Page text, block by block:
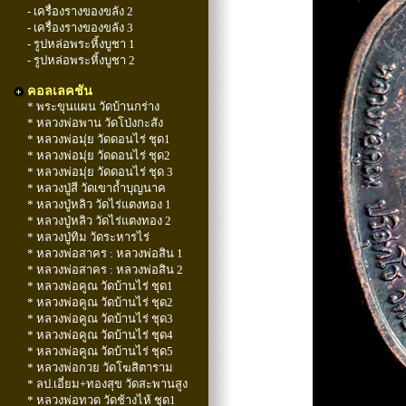
- เครื่องรางของขลัง 2
- เครื่องรางของขลัง 3
- รูปหล่อพระหิ้งบูชา 1
- รูปหล่อพระหิ้งบูชา 2
คอลเลคชัน
* พระขุนแผน วัดบ้านกร่าง
* หลวงพ่อพาน วัดโป่งกะสัง
* หลวงพ่อมุ่ย วัดดอนไร่ ชุด1
* หลวงพ่อมุ่ย วัดดอนไร่ ชุด2
* หลวงพ่อมุ่ย วัดดอนไร่ ชุด 3
* หลวงปู่สี วัดเขาถ้ำบุญนาค
* หลวงปู่หลิว วัดไร่แตงทอง 1
* หลวงปู่หลิว วัดไร่แตงทอง 2
* หลวงปู่ทิม วัดระหารไร่
* หลวงพ่อสาคร : หลวงพ่อสิน 1
* หลวงพ่อสาคร : หลวงพ่อสิน 2
* หลวงพ่อคูณ วัดบ้านไร่ ชุด1
* หลวงพ่อคูณ วัดบ้านไร่ ชุด2
* หลวงพ่อคูณ วัดบ้านไร่ ชุด3
* หลวงพ่อคูณ วัดบ้านไร่ ชุด4
* หลวงพ่อคูณ วัดบ้านไร่ ชุด5
* หลวงพ่อกวย วัดโฆสิตาราม
* ลป.เอี่ยม+ทองสุข วัดสะพานสูง
* หลวงพ่อทวด วัดช้างไห้ ชุด1